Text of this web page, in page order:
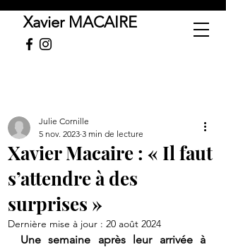
Xavier MACAIRE
Xavier Macaire : « Il faut
s’attendre à des
surprises »
Julie Cornille
5 nov. 2023 3 min de lecture
Dernière mise à jour : 20 août 2024
Une semaine après leur arrivée à